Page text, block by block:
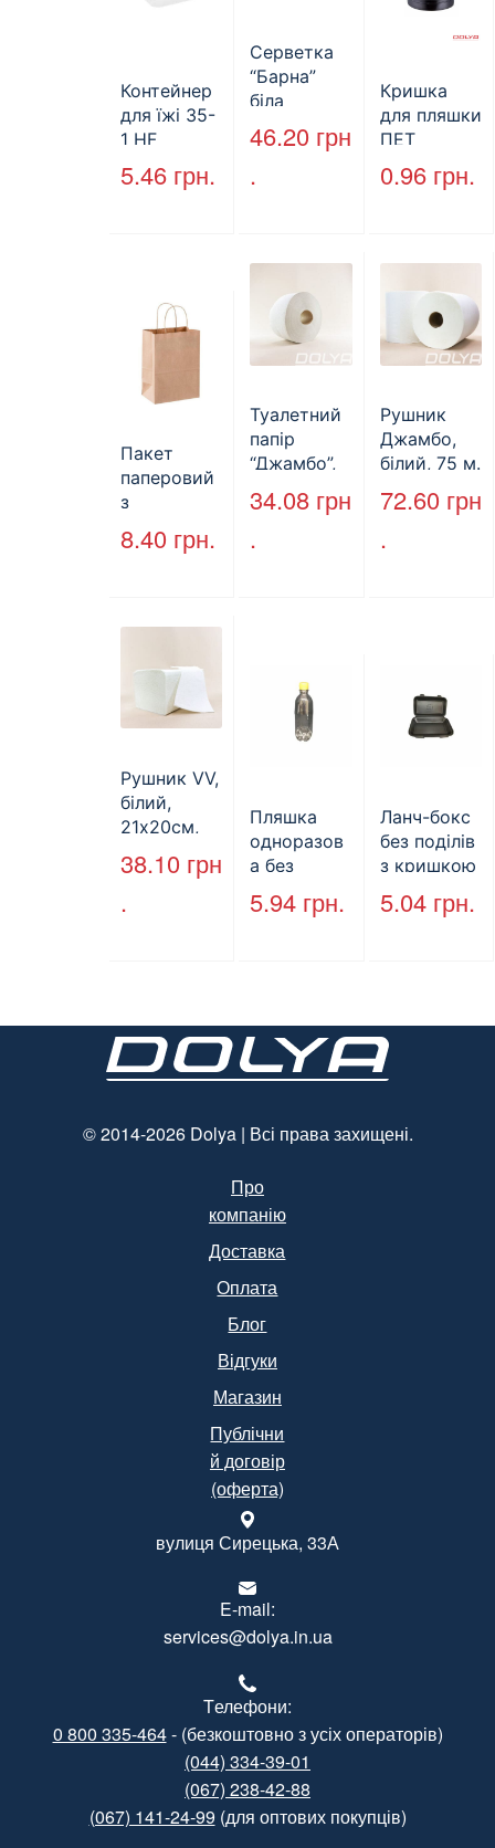
Контейнер
для їжі 35-
1 HF
227*127*85
мм
5.46 грн.
Серветка
“Барна”
біла
PAPERO
500 шт (6/
46.20 грн
.
Кришка
для пляшки
ПЕТ
стандарт
(КВ-28мм),
0.96 грн.
Пакет
паперовий
з
крученими
ручками,
мм*140 мм.
8.40 грн.
Туалетний
папір
“Джамбо”,
130м.
34.08 грн
.
Рушник
Джамбо,
білий, 75 м.
72.60 грн
.
Рушник VV,
білий,
21х20см,
160л.
38.10 грн
.
Пляшка
одноразов
а без
кришки,
ПЕТ, V=500
5.94 грн.
Ланч-бокс
без поділів
з кришкою
HP-10, 240
мм * 155
, чорний,
250 шт. /
Уп.
5.04 грн.
© 2014-2026 Dolya | Всі права захищені.
Про
компанію
Доставка
Оплата
Блог
Відгуки
Магазин
Публічни
й договір
(оферта)
вулиця Сирецька, 33А
E-mail:
services@dolya.in.ua
Tелефони:
0 800 335-464- (безкоштовно з усіх операторів)
(044) 334-39-01
(067) 238-42-88
(067) 141-24-99 (для оптових покупців)